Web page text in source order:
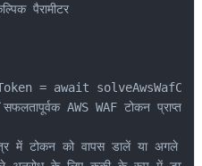
पैरामीटर
= await
AWS WAF टोकन प्राप्त
में टोकन को वापस डालें या अगले